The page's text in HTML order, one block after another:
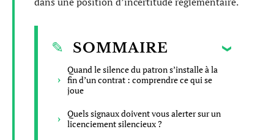
SOMMAIRE
Quand le silence du patron s’installe à la
fin d’un contrat : comprendre ce qui se
joue
Quels signaux doivent vous alerter sur un
licenciement silencieux ?